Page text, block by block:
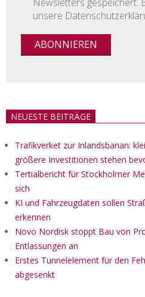
unsere
NEUESTE BEITRÄGE
Trafikverket zur Inlandsbanan:
größere Investitionen stehen
Tertialbericht für Stockholmer
sich
KI und Fahrzeugdaten sollen
erkennen
Novo Nordisk stoppt Bau von
Entlassungen an
Erstes Tunnelelement für den
abgesenkt